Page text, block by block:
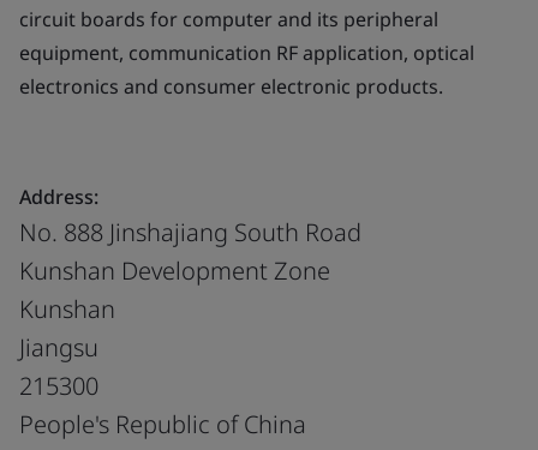
circuit boards for computer and its peripheral
equipment, communication RF application, optical
electronics and consumer electronic products.
Address:
No. 888 Jinshajiang South Road
Kunshan Development Zone
Kunshan
Jiangsu
215300
People's Republic of China